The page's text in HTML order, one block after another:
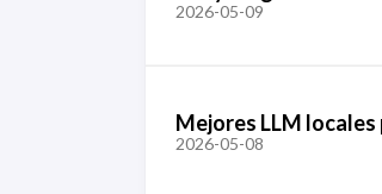
2026-05-09
Mejores LLM locales
2026-05-08